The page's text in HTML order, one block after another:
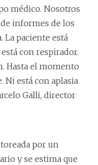
médico. Nosotros
informes de los
La paciente está
con respirador.
Hasta el momento
está con aplasia
Galli, director
por un
y se estima que